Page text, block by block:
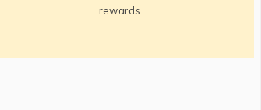
rewards.